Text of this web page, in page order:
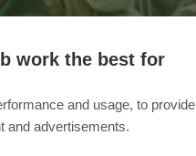
work the best for
and usage, to provide
and advertisements.